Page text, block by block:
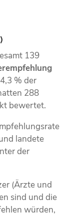
139
% der
288
bewertet.
landete
der
(Ärzte und
sind und die
würden,